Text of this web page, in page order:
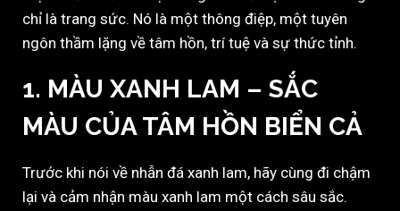
chỉ là trang sức. Nó là một thông điệp, một tuyên
ngôn thầm lặng về tâm hồn, trí tuệ và sự thức tỉnh.
1. MÀU XANH LAM – SẮC
MÀU CỦA TÂM HỒN BIỂN CẢ
Trước khi nói về nhẫn đá xanh lam, hãy cùng đi chậm
lại và cảm nhận màu xanh lam một cách sâu sắc.